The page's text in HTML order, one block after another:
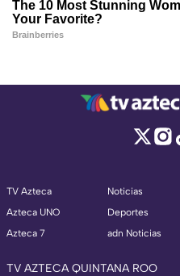
TV Azteca
Azteca UNO
Azteca 7
Noticias
Deportes
adn Noticias
TV AZTECA QUINTANA ROO